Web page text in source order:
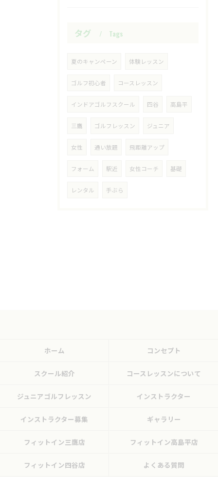
タグ Tags
夏のキャンペーン 体験レッスン
ゴルフ初心者 コースレッスン
インドアゴルフスクール 四谷 高島平
三鷹 ゴルフレッスン ジュニア
女性 通い放題 飛距離アップ
フォーム 駅近 女性コーチ 基礎
レンタル 手ぶら
ホーム コンセプト
スクール紹介 コースレッスンについて
ジュニアゴルフレッスン インストラクター
インストラクター募集 ギャラリー
フィットイン三鷹店 フィットイン高島平店
フィットイン四谷店 よくある質問